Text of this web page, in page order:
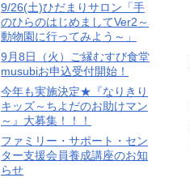
9/26(土)ひだまりサロン「手
のひらのはじめましてVer2～
動物園に行ってみよう～」
9月8日（火）ご縁むすび食堂
musubiお申込受付開始！
今年も実施決定★『なりきり
キッズ～ちよだのお助けマン
～』大募集！！！
ファミリー・サポート・セン
ター支援会員養成講座のお知
らせ